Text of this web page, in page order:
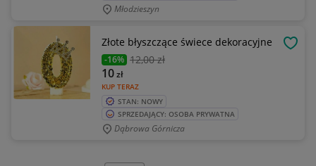
Młodzieszyn
Złote błyszczące świece dekoracyjne
-16% 12,00 zł
KUP TERAZ
10zł
STAN: NOWY
SPRZEDAJĄCY: OSOBA PRYWATNA
Dąbrowa Górnicza